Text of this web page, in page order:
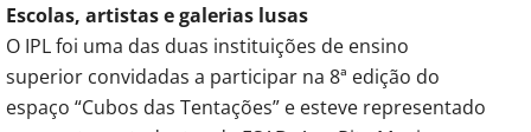
Escolas, artistas e galerias lusas
O IPL foi uma das duas instituições de ensino
superior convidadas a participar na 8ª edição do
espaço “Cubos das Tentações” e esteve representado